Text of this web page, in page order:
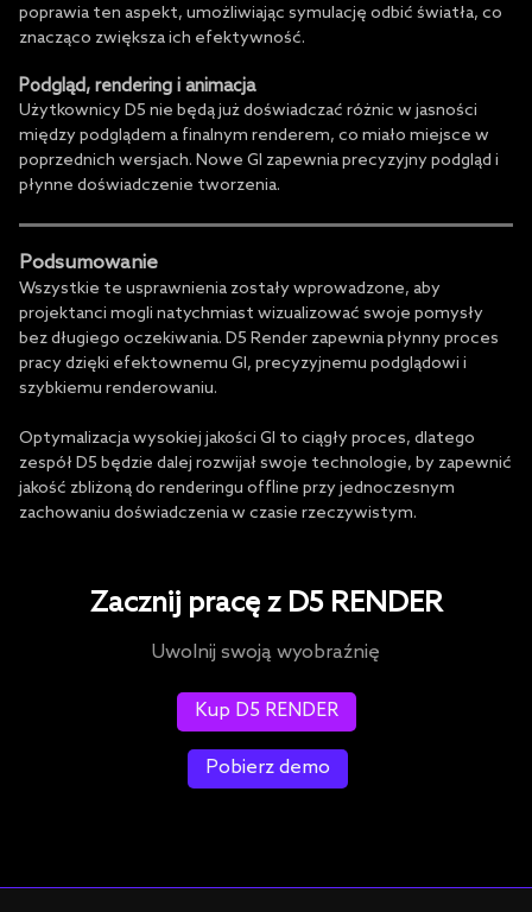
poprawia ten aspekt, umożliwiając symulację odbić światła, co
znacząco zwiększa ich efektywność.
Podgląd, rendering i animacja
Użytkownicy D5 nie będą już doświadczać różnic w jasności
między podglądem a finalnym renderem, co miało miejsce w
poprzednich wersjach. Nowe GI zapewnia precyzyjny podgląd i
płynne doświadczenie tworzenia.
Podsumowanie
Wszystkie te usprawnienia zostały wprowadzone, aby
projektanci mogli natychmiast wizualizować swoje pomysły
bez długiego oczekiwania. D5 Render zapewnia płynny proces
pracy dzięki efektownemu GI, precyzyjnemu podglądowi i
szybkiemu renderowaniu.
Optymalizacja wysokiej jakości GI to ciągły proces, dlatego
zespół D5 będzie dalej rozwijał swoje technologie, by zapewnić
jakość zbliżoną do renderingu offline przy jednoczesnym
zachowaniu doświadczenia w czasie rzeczywistym.
Zacznij pracę z D5 RENDER
Uwolnij swoją wyobraźnię
Kup D5 RENDER
Pobierz demo